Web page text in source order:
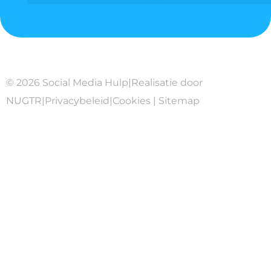
© 2026 Social Media Hulp| Realisatie door
NUGTR| Privacybeleid |Cookies | Sitemap